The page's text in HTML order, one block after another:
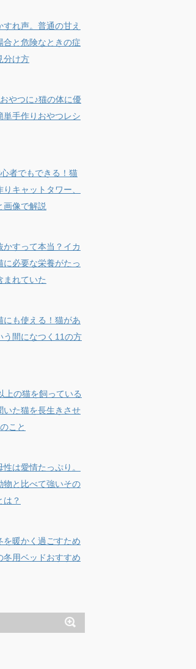
すれ声。普通の甘え
合と危険なときの症
分け方
やつに♪猫の体に優
単手作りおやつレシ
者でもできる！猫
りキャットタワー、
画像で解説
かすって本当？イカ
に必要な栄養がたっ
まれていた
にも使える！猫があ
う間になつく11の方
上の猫を飼っている
いた猫を長生きさせ
こと
性は愛情たっぷり。
物と比べて強いその
は？
を暖かく過ごすため
冬用ベッドおすすめ